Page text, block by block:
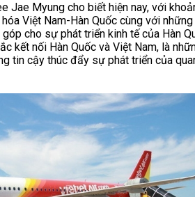
Jae Myung cho biết hiện nay, với
Việt Nam-Hàn Quốc cùng với
cho sự phát triển kinh tế của Hàn
kết nối Hàn Quốc và Việt Nam, là
tin cậy thúc đẩy sự phát triển của